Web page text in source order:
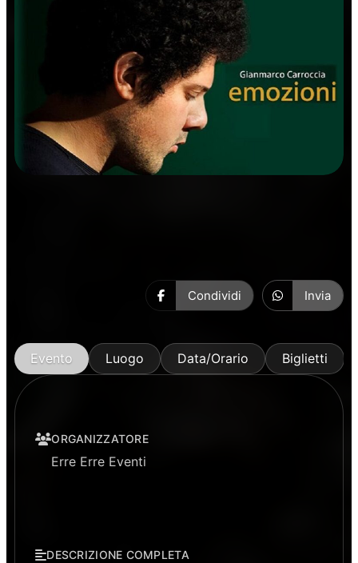
Condividi Invia
Evento Luogo Data/Orario Biglietti
ORGANIZZATORE
Erre Erre Eventi
DESCRIZIONE COMPLETA